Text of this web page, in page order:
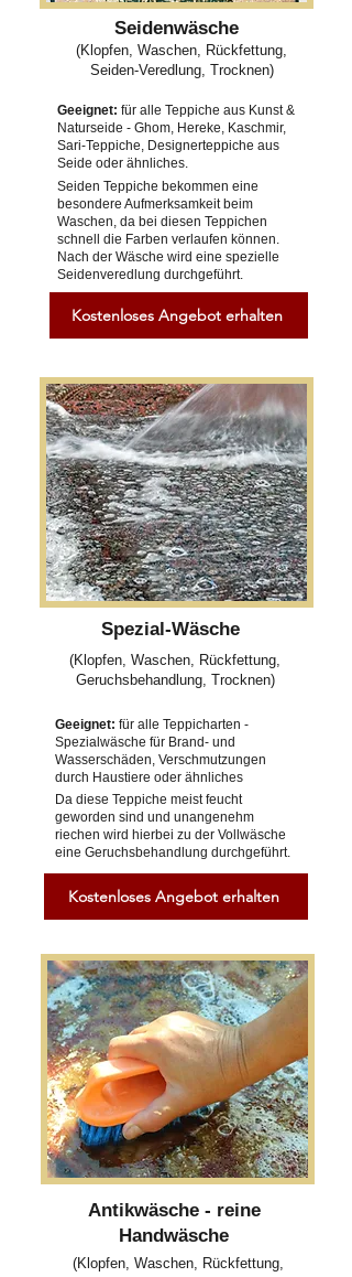
Seidenwäsche
(Klopfen, Waschen, Rückfettung,
Seiden-Veredlung, Trocknen)
Geeignet: für alle Teppiche aus Kunst &
Naturseide - Ghom, Hereke, Kaschmir,
Sari-Teppiche, Designerteppiche aus
Seide oder ähnliches.
Seiden Teppiche bekommen eine
besondere Aufmerksamkeit beim
Waschen, da bei diesen Teppichen
schnell die Farben verlaufen können.
Nach der Wäsche wird eine spezielle
Seidenveredlung durchgeführt.
Kostenloses Angebot erhalten
Spezial-Wäsche
(Klopfen, Waschen, Rückfettung,
Geruchsbehandlung, Trocknen)
Geeignet: für alle Teppicharten -
Spezialwäsche für Brand- und
Wasserschäden, Verschmutzungen
durch Haustiere oder ähnliches
Da diese Teppiche meist feucht
geworden sind und unangenehm
riechen wird hierbei zu der Vollwäsche
eine Geruchsbehandlung durchgeführt.
Kostenloses Angebot erhalten
Antikwäsche - reine
Handwäsche
(Klopfen, Waschen, Rückfettung,